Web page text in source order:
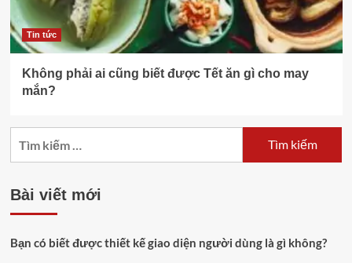
Tin tức
Không phải ai cũng biết được Tết ăn gì cho may
mắn?
Bài viết mới
Bạn có biết được thiết kế giao diện người dùng là gì không?